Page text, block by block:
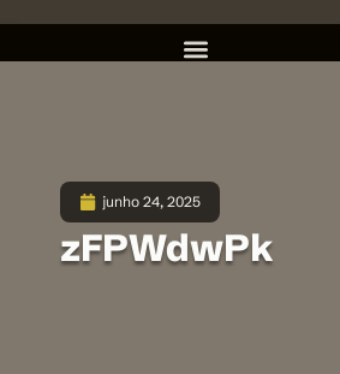
junho 24, 2025
zFPWdwPk